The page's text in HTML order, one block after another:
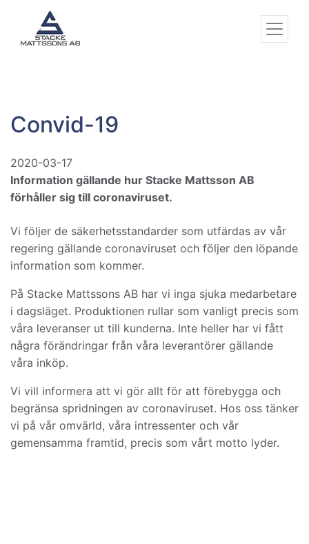
Convid-19
2020-03-17
Information gällande hur Stacke Mattsson AB
förhåller sig till coronaviruset.
Vi följer de säkerhetsstandarder som utfärdas av vår
regering gällande coronaviruset och följer den löpande
information som kommer.
På Stacke Mattssons AB har vi inga sjuka medarbetare
i dagsläget. Produktionen rullar som vanligt precis som
våra leveranser ut till kunderna. Inte heller har vi fått
några förändringar från våra leverantörer gällande
våra inköp.
Vi vill informera att vi gör allt för att förebygga och
begränsa spridningen av coronaviruset. Hos oss tänker
vi på vår omvärld, våra intressenter och vår
gemensamma framtid, precis som vårt motto lyder.